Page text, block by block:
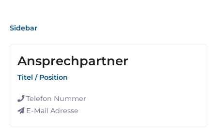
Sidebar
Ansprechpartner
Titel / Position
Telefon Nummer
E-Mail Adresse